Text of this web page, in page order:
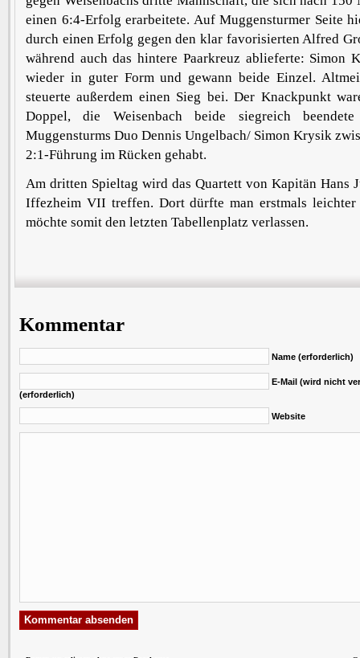
einen 6:4-Erfolg erarbeitete. Auf Muggensturmer Seite
durch einen Erfolg gegen den klar favorisierten Alfred
während auch das hintere Paarkreuz ablieferte: Simon
wieder in guter Form und gewann beide Einzel.
steuerte außerdem einen Sieg bei. Der Knackpunkt
Doppel, die Weisenbach beide siegreich
Muggensturms Duo Dennis Ungelbach/ Simon Krysik
2:1-Führung im Rücken gehabt.
Am dritten Spieltag wird das Quartett von Kapitän Hans
Iffezheim VII treffen. Dort dürfte man erstmals
möchte somit den letzten Tabellenplatz verlassen.
Kommentar
Name (erforderlich)
E-Mail (wird nicht
(erforderlich)
Website